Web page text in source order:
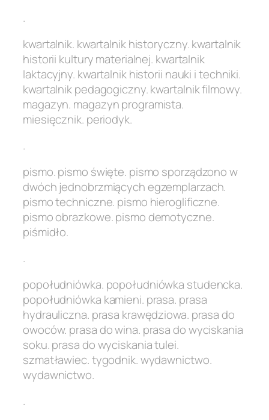
.
kwartalnik. kwartalnik historyczny. kwartalnik
historii kultury materialnej. kwartalnik
laktacyjny. kwartalnik historii nauki i techniki.
kwartalnik pedagogiczny. kwartalnik filmowy.
magazyn. magazyn programista.
miesięcznik. periodyk.
.
pismo. pismo święte. pismo sporządzono w
dwóch jednobrzmiących egzemplarzach.
pismo techniczne. pismo hieroglificzne.
pismo obrazkowe. pismo demotyczne.
piśmidło.
.
popołudniówka. popołudniówka studencka.
popołudniówka kamieni. prasa. prasa
hydrauliczna. prasa krawędziowa. prasa do
owoców. prasa do wina. prasa do wyciskania
soku. prasa do wyciskania tulei.
szmatławiec. tygodnik. wydawnictwo.
wydawnictwo.
.